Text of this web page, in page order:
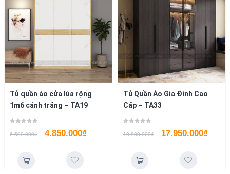
Tủ quần áo cửa lùa rộng
1m6 cánh trắng – TA19
6.500.000₫ 4.850.000₫
Tủ Quần Áo Gia Đình Cao
Cấp – TA33
19.800.000₫ 17.950.000₫